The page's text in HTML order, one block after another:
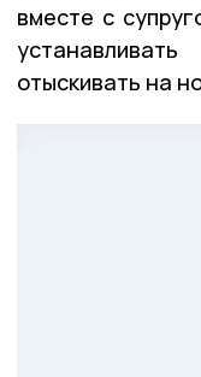
вместе с
отыскивать на